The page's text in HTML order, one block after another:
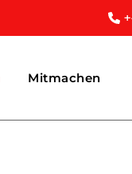
Mitmachen